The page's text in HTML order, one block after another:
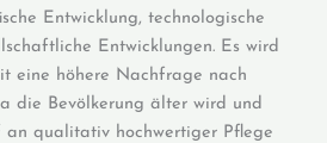
Entwicklung, technologische
Entwicklungen. Es wird
eine höhere Nachfrage nach
die Bevölkerung älter wird und
qualitativ hochwertiger Pflege